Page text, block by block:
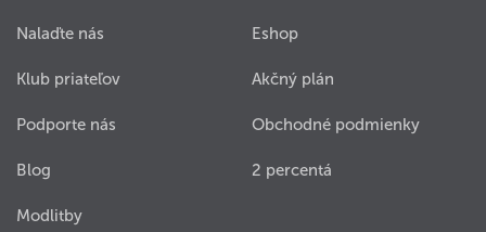
Nalaďte nás
Klub priateľov
Podporte nás
Blog
Modlitby
Eshop
Akčný plán
Obchodné podmienky
2 percentá